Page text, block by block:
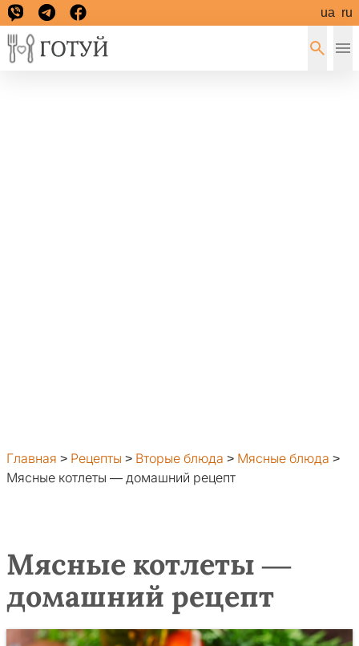
ua ru
Главная > Рецепты > Вторые блюда > Мясные блюда >
Мясные котлеты — домашний рецепт
Мясные котлеты —
домашний рецепт